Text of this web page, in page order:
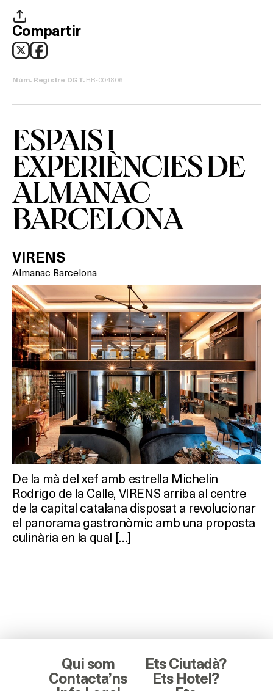
RESTAURANTS
On?
Compartir
Núm. Registre DGT.HB-004806
ESPAIS I
EXPERIÈNCIES DE
ALMANAC
BARCELONA
VIRENS
Almanac Barcelona
De la mà del xef amb estrella Michelin
Rodrigo de la Calle, VIRENS arriba al centre
de la capital catalana disposat a revolucionar
el panorama gastronòmic amb una proposta
culinària en la qual […]
Qui som
Contacta’ns
Ets Ciutadà?
Ets Hotel?